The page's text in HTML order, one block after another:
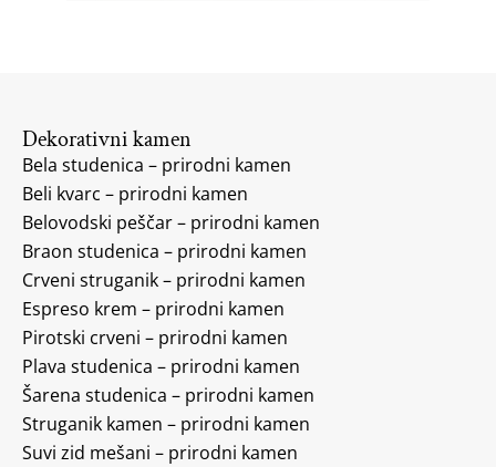
Dekorativni kamen
Bela studenica – prirodni kamen
Beli kvarc – prirodni kamen
Belovodski peščar – prirodni kamen
Braon studenica – prirodni kamen
Crveni struganik – prirodni kamen
Espreso krem – prirodni kamen
Pirotski crveni – prirodni kamen
Plava studenica – prirodni kamen
Šarena studenica – prirodni kamen
Struganik kamen – prirodni kamen
Suvi zid mešani – prirodni kamen